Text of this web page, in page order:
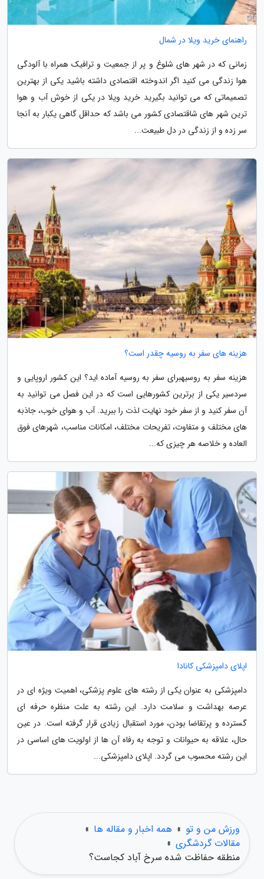
راهنمای خرید ویلا در شمال
زمانی که در شهر های شلوغ و پر از جمعیت و ترافیک همراه با آلودگی
هوا زندگی می کنید اگر اندوخته اقتصادی داشته باشید یکی از بهترین
تصمیماتی که می توانید بگیرید خرید ویلا در یکی از خوش آب و هوا
ترین شهر های شاقتصادی کشور می باشد که حداقل گاهی یکبار به آنجا
سر زده و از زندگی در دل طبیعت...
هزینه های سفر به روسیه چقدر است؟
هزینه سفر به روسیهبرای سفر به روسیه آماده اید؟ این کشور اروپایی و
سردسیر یکی از برترین کشورهایی است که در این فصل می توانید به
آن سفر کنید و از سفر خود نهایت لذت را ببرید. آب و هوای خوب، جاذبه
های مختلف و متفاوت، تفریحات مختلف، امکانات مناسب، شهرهای فوق
العاده و خلاصه هر چیزی که...
اپلای دامپزشکی کانادا
دامپزشکی به عنوان یکی از رشته های علوم پزشکی، اهمیت ویژه ای در
عرصه بهداشت و سلامت دارد. این رشته به علت منظره حرفه ای
گسترده و پرتقاضا بودن، مورد استقبال زیادی قرار گرفته است. در عین
حال، علاقه به حیوانات و توجه به رفاه آن ها از اولویت های اساسی در
این رشته محسوب می گردد. اپلای دامپزشکی...
ورزش من و تو » همه اخبار و مقاله ها »
مقالات گردشگری »
منطقه حفاظت شده سرخ آباد کجاست؟